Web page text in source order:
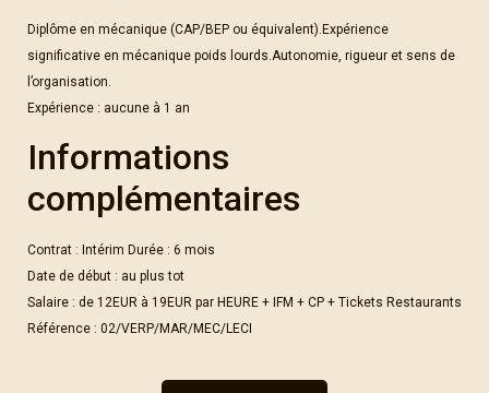
Diplôme en mécanique (CAP/BEP ou équivalent).Expérience
significative en mécanique poids lourds.Autonomie, rigueur et sens de
l’organisation.
Expérience : aucune à 1 an
Informations
complémentaires
Contrat : Intérim Durée : 6 mois
Date de début : au plus tot
Salaire : de 12EUR à 19EUR par HEURE + IFM + CP + Tickets Restaurants
Référence : 02/VERP/MAR/MEC/LECI